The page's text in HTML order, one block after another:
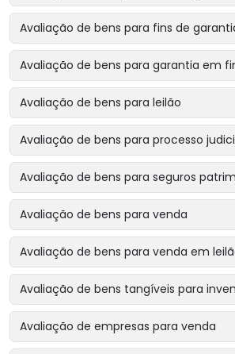
Avaliação de bens para fins de
Avaliação de bens para garantia em
Avaliação de bens para leilão
Avaliação de bens para processo
Avaliação de bens para seguros
Avaliação de bens para venda
Avaliação de bens para venda em
Avaliação de bens tangíveis para
Avaliação de empresas para venda